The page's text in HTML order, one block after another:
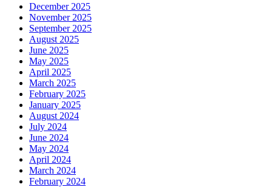
December 2025
November 2025
September 2025
August 2025
June 2025
May 2025
April 2025
March 2025
February 2025
January 2025
August 2024
July 2024
June 2024
May 2024
April 2024
March 2024
February 2024